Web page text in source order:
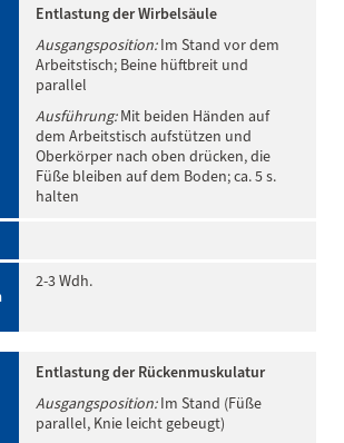
Entlastung der Wirbelsäule
Ausgangsposition:Im Stand vor dem
Arbeitstisch; Beine hüftbreit und
parallel
Ausführung:Mit beiden Händen auf
dem Arbeitstisch aufstützen und
Oberkörper nach oben drücken, die
Füße bleiben auf dem Boden; ca. 5 s.
halten
2-3 Wdh.
Entlastung der Rückenmuskulatur
Ausgangsposition:Im Stand (Füße
parallel, Knie leicht gebeugt)